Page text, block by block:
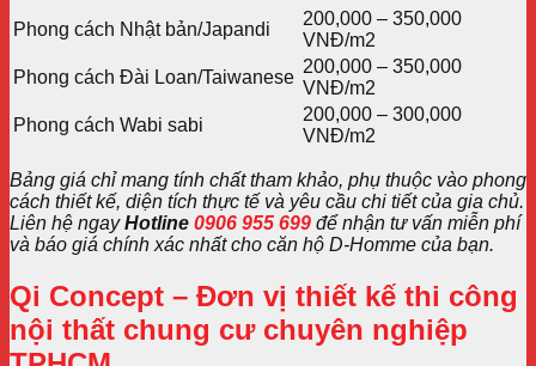
Phong cách Nhật bản/Japandi
200,000 – 350,000
VNĐ/m2
Phong cách Đài Loan/Taiwanese
200,000 – 350,000
VNĐ/m2
Phong cách Wabi sabi
200,000 – 300,000
VNĐ/m2
Bảng giá chỉ mang tính chất tham khảo, phụ thuộc vào phong
cách thiết kế, diện tích thực tế và yêu cầu chi tiết của gia chủ.
Liên hệ ngayHotline 0906 955 699 để nhận tư vấn miễn phí
và báo giá chính xác nhất cho căn hộ D-Homme của bạn.
Qi Concept – Đơn vị thiết kế thi công
nội thất chung cư chuyên nghiệp